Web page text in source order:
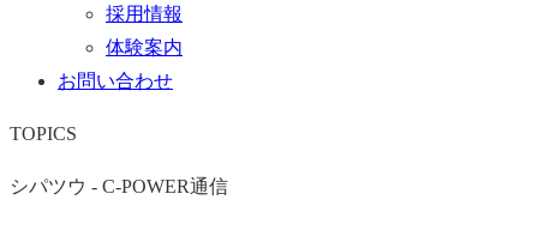
採用情報
体験案内
お問い合わせ
TOPICS
シパツウ - C-POWER通信